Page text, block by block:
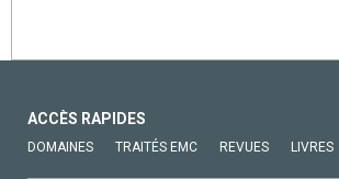
ACCÈS RAPIDES
DOMAINES TRAITÉS EMC REVUES LIVRES